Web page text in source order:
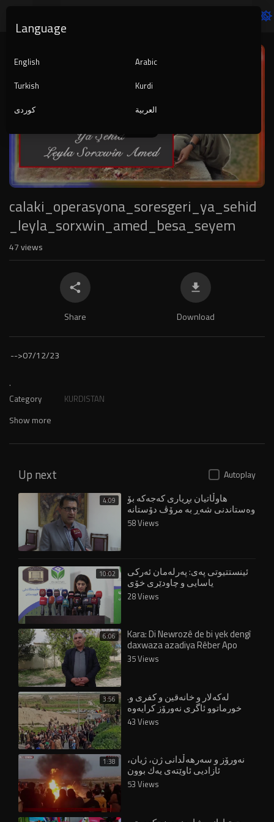
Player
480p
360p
240p
calaki_operasyona_soresgeri_ya_sehid
_leyla_sorxwin_amed_besa_seyem
47views
Share Download
-->07/12/23
.
Category KURDISTAN
Show more
Up next Autoplay
4:09 هاوڵاتیان بڕیاری کەجەکە بۆ
وەستاندنی شەڕ بە مرۆڤ دۆستانە
ناو دەبەن
58 Views
10:02 ئینستتیوتی پەی: پەرلەمان ئەرکی
یاسایی و چاودێری خۆی
جێبەجێنەکردوە
28 Views
6:06 Kara: Di Newrozê de bi yek dengî
daxwaza azadiya Rêber Apo
bikin
35 Views
3:56 .⁣لەکەلار و خانەقین و کفری و
خورماتوو ئاگری نەورۆز کرایەوە
43 Views
1:38 نەورۆز و سەرهەڵدانی ژن، ژیان،
ئازادیی ئاوێتەی یەك بوون
53 Views
Language
English
Arabic
Turkish
Kurdi
کوردی
العربية